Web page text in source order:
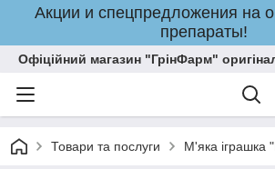
Акции и спецпредложения на
препараты!
Офіційний магазин "ГрінФарм"
Товари та послуги М'яка іграшка